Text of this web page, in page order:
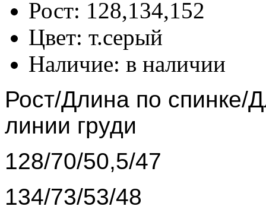
Рост: 128,134,152
Цвет: т.серый
Наличие: в наличии
Рост/Длина по спинке/
линии груди
128/70/50,5/47
134/73/53/48